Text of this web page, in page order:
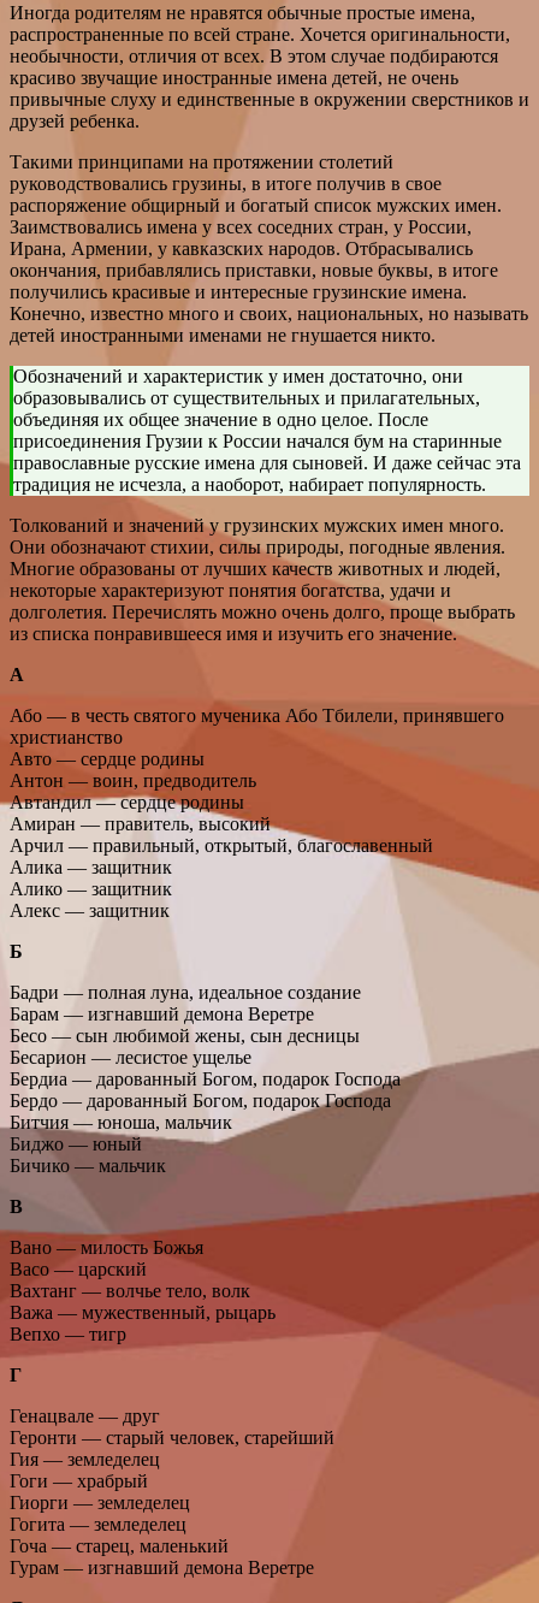
Иногда родителям не нравятся обычные простые имена,
распространенные по всей стране. Хочется оригинальности,
необычности, отличия от всех. В этом случае подбираются
красиво звучащие иностранные имена детей, не очень
привычные слуху и единственные в окружении сверстников и
друзей ребенка.
Такими принципами на протяжении столетий
руководствовались грузины, в итоге получив в свое
распоряжение общирный и богатый список мужских имен.
Заимствовались имена у всех соседних стран, у России,
Ирана, Армении, у кавказских народов. Отбрасывались
окончания, прибавлялись приставки, новые буквы, в итоге
получились красивые и интересные грузинские имена.
Конечно, известно много и своих, национальных, но называть
детей иностранными именами не гнушается никто.
Обозначений и характеристик у имен достаточно, они
образовывались от существительных и прилагательных,
объединяя их общее значение в одно целое. После
присоединения Грузии к России начался бум на старинные
православные русские имена для сыновей. И даже сейчас эта
традиция не исчезла, а наоборот, набирает популярность.
Толкований и значений у грузинских мужских имен много.
Они обозначают стихии, силы природы, погодные явления.
Многие образованы от лучших качеств животных и людей,
некоторые характеризуют понятия богатства, удачи и
долголетия. Перечислять можно очень долго, проще выбрать
из списка понравившееся имя и изучить его значение.
А
Або — в честь святого мученика Або Тбилели, принявшего
христианство
Авто — сердце родины
Антон — воин, предводитель
Автандил — сердце родины
Амиран — правитель, высокий
Арчил — правильный, открытый, благославенный
Алика — защитник
Алико — защитник
Алекс — защитник
Б
Бадри — полная луна, идеальное создание
Барам — изгнавший демона Веретре
Бесо — сын любимой жены, сын десницы
Бесарион — лесистое ущелье
Бердиа — дарованный Богом, подарок Господа
Бердо — дарованный Богом, подарок Господа
Битчия — юноша, мальчик
Биджо — юный
Бичико — мальчик
В
Вано — милость Божья
Васо — царский
Вахтанг — волчье тело, волк
Важа — мужественный, рыцарь
Вепхо — тигр
Г
Генацвале — друг
Геронти — старый человек, старейший
Гия — земледелец
Гоги — храбрый
Гиорги — земледелец
Гогита — земледелец
Гоча — старец, маленький
Гурам — изгнавший демона Веретре